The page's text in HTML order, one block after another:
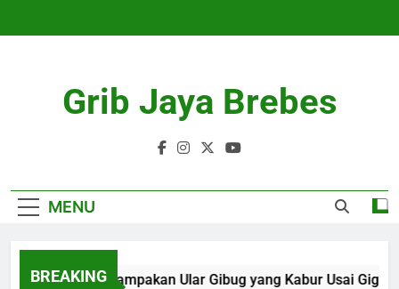
Grib Jaya Brebes
MENU
BREAKINGPenampakan Ular Gibug yang Kabur Usai Gigit